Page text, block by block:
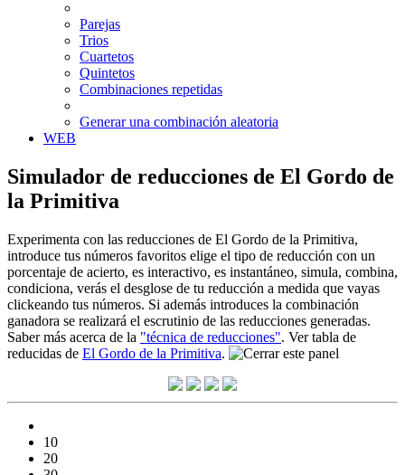
Parejas
Trios
Cuartetos
Quintetos
Combinaciones repetidas
Generar una combinación aleatoria
WEB
Simulador de reducciones de El Gordo de
la Primitiva
Experimenta con las reducciones de El Gordo de la Primitiva,
introduce tus números favoritos elige el tipo de reducción con un
porcentaje de acierto, es interactivo, es instantáneo, simula, combina,
condiciona, verás el desglose de tu reducción a medida que vayas
clickeando tus números. Si además introduces la combinación
ganadora se realizará el escrutinio de las reducciones generadas.
Saber más acerca de la "técnica de reducciones". Ver tabla de
reducidas de El Gordo de la Primitiva.
10
20